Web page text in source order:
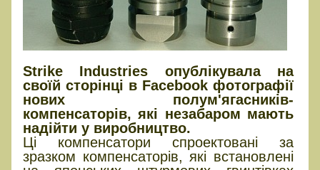
Strike Industries опублікувала на
своїй сторінці в Facebook фотографії
нових полум'ягасників-
компенсаторів, які незабаром мають
надійти у виробництво.
Ці компенсатори спроектовані за
зразком компенсаторів, які встановлені